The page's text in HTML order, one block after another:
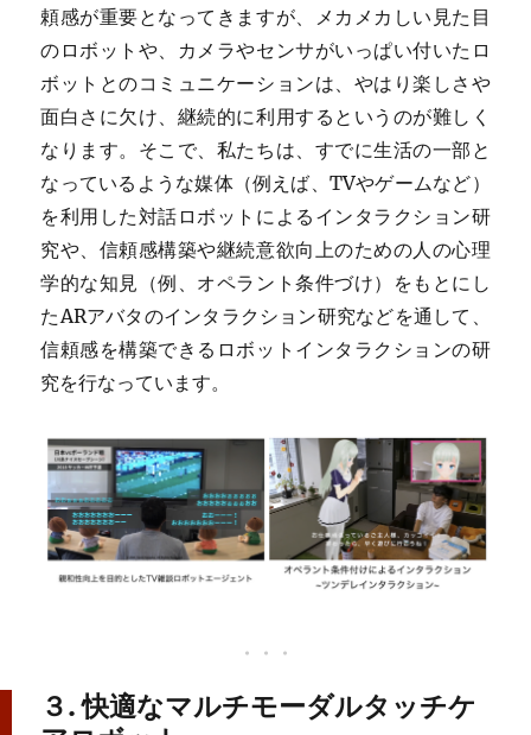
頼感が重要となってきますが、メカメカしい見た目
のロボットや、カメラやセンサがいっぱい付いたロ
ボットとのコミュニケーションは、やはり楽しさや
面白さに欠け、継続的に利用するというのが難しく
なります。そこで、私たちは、すでに生活の一部と
なっているような媒体（例えば、TVやゲームなど）
を利用した対話ロボットによるインタラクション研
究や、信頼感構築や継続意欲向上のための人の心理
学的な知見（例、オペラント条件づけ）をもとにし
たARアバタのインタラクション研究などを通して、
信頼感を構築できるロボットインタラクションの研
究を行なっています。
３. 快適なマルチモーダルタッチケ